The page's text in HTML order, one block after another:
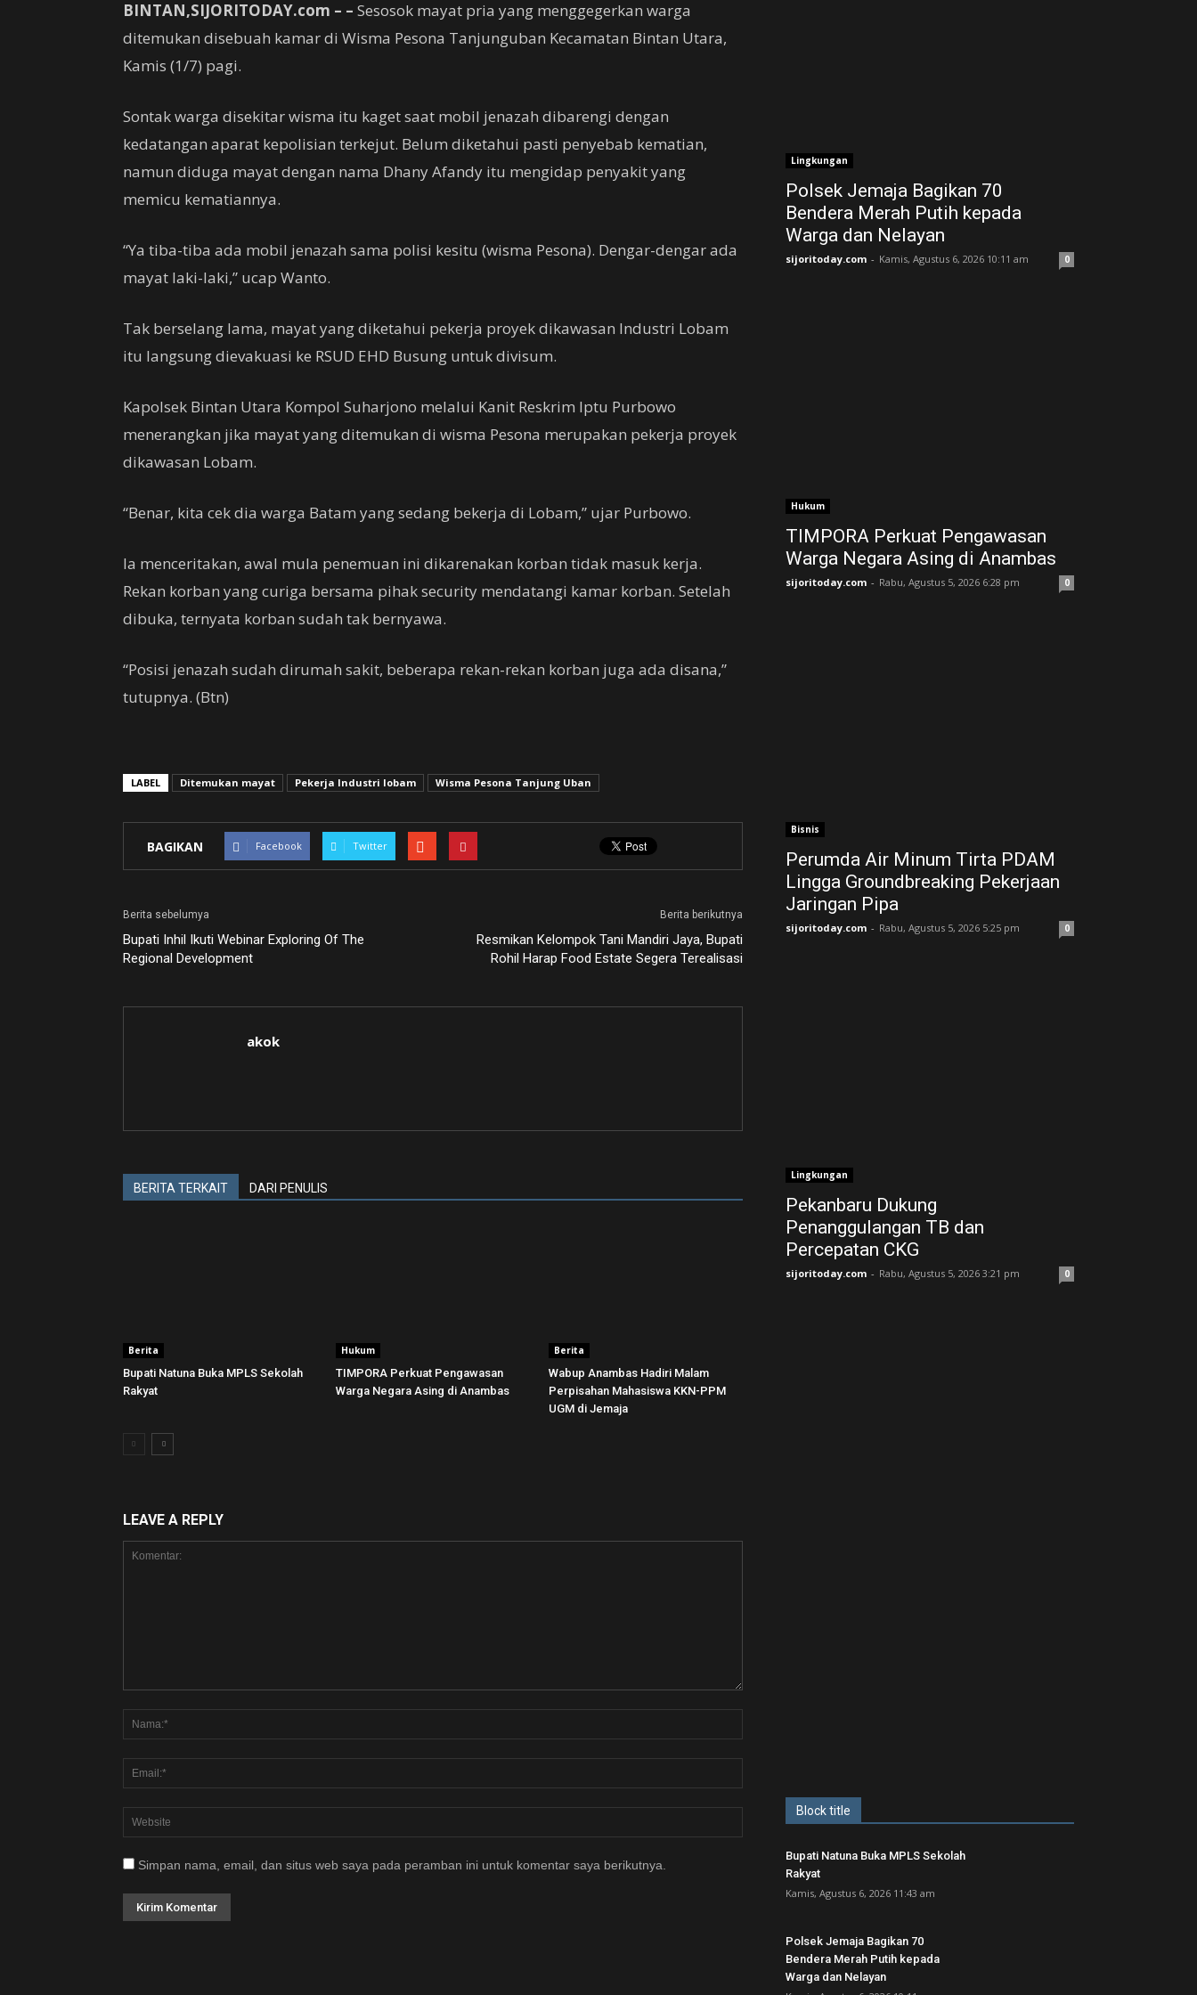
BINTAN,SIJORITODAY.com – – Sesosok mayat pria yang menggegerkan warga
ditemukan disebuah kamar di Wisma Pesona Tanjunguban Kecamatan Bintan Utara,
Kamis (1/7) pagi.
Sontak warga disekitar wisma itu kaget saat mobil jenazah dibarengi dengan
kedatangan aparat kepolisian terkejut. Belum diketahui pasti penyebab kematian,
namun diduga mayat dengan nama Dhany Afandy itu mengidap penyakit yang
memicu kematiannya.
“Ya tiba-tiba ada mobil jenazah sama polisi kesitu (wisma Pesona). Dengar-dengar ada
mayat laki-laki,” ucap Wanto.
Tak berselang lama, mayat yang diketahui pekerja proyek dikawasan Industri Lobam
itu langsung dievakuasi ke RSUD EHD Busung untuk divisum.
Kapolsek Bintan Utara Kompol Suharjono melalui Kanit Reskrim Iptu Purbowo
menerangkan jika mayat yang ditemukan di wisma Pesona merupakan pekerja proyek
dikawasan Lobam.
“Benar, kita cek dia warga Batam yang sedang bekerja di Lobam,” ujar Purbowo.
Ia menceritakan, awal mula penemuan ini dikarenakan korban tidak masuk kerja.
Rekan korban yang curiga bersama pihak security mendatangi kamar korban. Setelah
dibuka, ternyata korban sudah tak bernyawa.
“Posisi jenazah sudah dirumah sakit, beberapa rekan-rekan korban juga ada disana,”
tutupnya. (Btn)
LABEL Ditemukan mayat Pekerja Industri lobam Wisma Pesona Tanjung Uban
BAGIKAN Facebook Twitter
Berita sebelumya
Bupati Inhil Ikuti Webinar Exploring Of The
Regional Development
Berita berikutnya
Resmikan Kelompok Tani Mandiri Jaya, Bupati
Rohil Harap Food Estate Segera Terealisasi
akok
BERITA TERKAIT DARI PENULIS
Berita
Bupati Natuna Buka MPLS Sekolah
Rakyat
Hukum
TIMPORA Perkuat Pengawasan
Warga Negara Asing di Anambas ‎
Berita
Wabup Anambas Hadiri Malam
Perpisahan Mahasiswa KKN-PPM
UGM di Jemaja ‎
LEAVE A REPLY
Simpan nama, email, dan situs web saya pada peramban ini untuk komentar saya berikutnya.
Lingkungan
Polsek Jemaja Bagikan 70
Bendera Merah Putih kepada
Warga dan Nelayan
sijoritoday.com - Kamis, Agustus 6, 2026 10:11 am 0
Hukum
TIMPORA Perkuat Pengawasan
Warga Negara Asing di Anambas ‎
sijoritoday.com - Rabu, Agustus 5, 2026 6:28 pm 0
Bisnis
Perumda Air Minum Tirta PDAM
Lingga Groundbreaking Pekerjaan
Jaringan Pipa
sijoritoday.com - Rabu, Agustus 5, 2026 5:25 pm 0
Lingkungan
Pekanbaru Dukung
Penanggulangan TB dan
Percepatan CKG
sijoritoday.com - Rabu, Agustus 5, 2026 3:21 pm 0
Block title
Bupati Natuna Buka MPLS Sekolah
Rakyat
Kamis, Agustus 6, 2026 11:43 am
Polsek Jemaja Bagikan 70
Bendera Merah Putih kepada
Warga dan Nelayan